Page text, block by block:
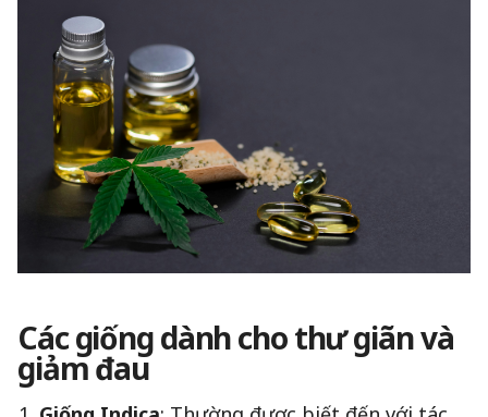
Các giống dành cho thư giãn và
giảm đau